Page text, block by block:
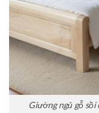
Giường ngủ gỗ